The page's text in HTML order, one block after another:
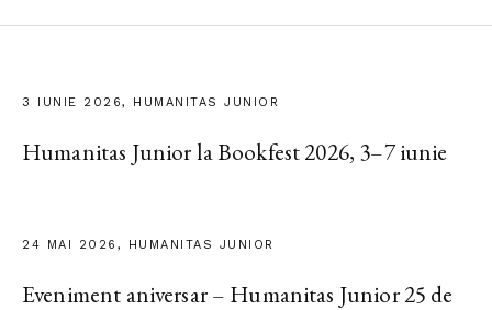
3 IUNIE 2026, HUMANITAS JUNIOR
Humanitas Junior la Bookfest 2026, 3–7 iunie
24 MAI 2026, HUMANITAS JUNIOR
Eveniment aniversar – Humanitas Junior 25 de